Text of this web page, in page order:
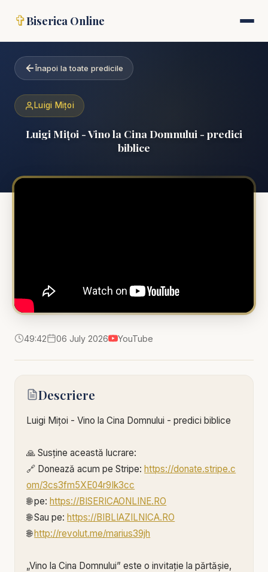
✞Biserica Online
Înapoi la toate predicile
Luigi Mițoi
Luigi Mițoi - Vino la Cina Domnului - predici
biblice
49:42 06 July 2026 YouTube
Descriere
Luigi Mițoi - Vino la Cina Domnului - predici biblice
🙏 Susține această lucrare:
🔗 Donează acum pe Stripe:https://donate.stripe.c
om/3cs3fm5XE04r9Ik3cc
🌐 pe:https://BISERICAONLINE.RO
🌐 Sau pe:https://BIBLIAZILNICA.RO
🌐http://revolut.me/marius39jh
„Vino la Cina Domnului” este o invitație la părtășie,